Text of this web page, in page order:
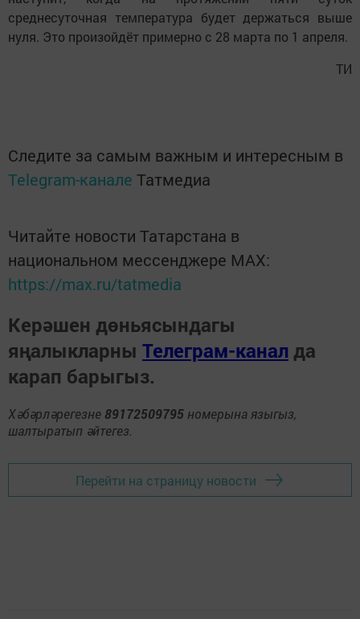
среднесуточная температура будет держаться выше
нуля. Это произойдёт примерно с 28 марта по 1 апреля.
ТИ
Следите за самым важным и интересным в
Telegram-канале Татмедиа
Читайте новости Татарстана в
национальном мессенджере MАХ:
https://max.ru/tatmedia
Керәшен дөньясындагы
яңалыкларны Телеграм-канал да
карап барыгыз.
Хәбәрләрегезне 89172509795 номерына языгыз,
шалтыратып әйтегез.
Перейти на страницу новости